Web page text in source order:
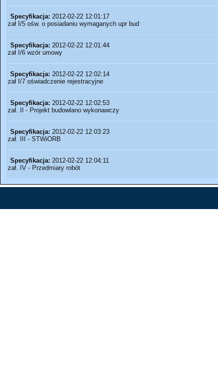
Specyfikacja: 2012-02-22 12:01:17
zał I/5 ośw. o posiadaniu wymaganych upr bud
Specyfikacja: 2012-02-22 12:01:44
zał I/6 wzór umowy
Specyfikacja: 2012-02-22 12:02:14
zał I/7 oświadczenie rejestracyjne
Specyfikacja: 2012-02-22 12:02:53
zał. II - Projekt budowlano wykonawczy
Specyfikacja: 2012-02-22 12:03:23
zał. III - STWiORB
Specyfikacja: 2012-02-22 12:04:11
zał. IV - Przedmiary robót